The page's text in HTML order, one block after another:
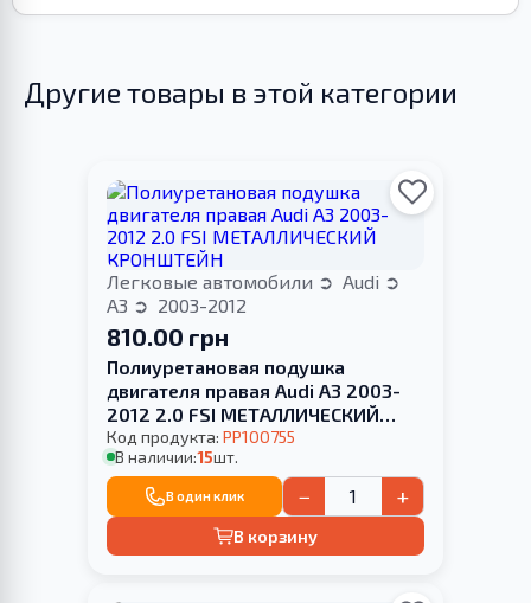
Другие товары в этой категории
Легковые автомобили
Audi
A3
2003-2012
810.00 грн
Полиуретановая подушка
двигателя правая Audi A3 2003-
2012 2.0 FSI МЕТАЛЛИЧЕСКИЙ
КРОНШТЕЙН
Код продукта: PP100755
В наличии:15шт.
В один клик − +
В корзину